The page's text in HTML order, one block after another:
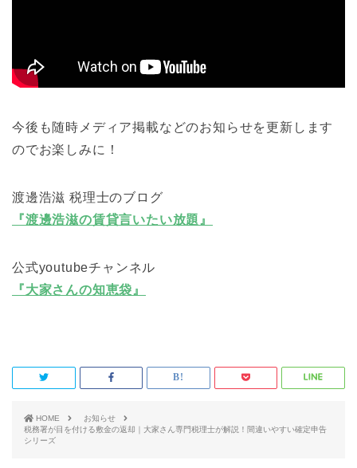
今後も随時メディア掲載などのお知らせを更新します
のでお楽しみに！
渡邊浩滋 税理士のブログ
『渡邊浩滋の賃貸言いたい放題』
公式youtubeチャンネル
『大家さんの知恵袋』
HOME
お知らせ
税務署が目を付ける敷金の返却｜大家さん専門税理士が解説！間違いやすい確定申告
シリーズ